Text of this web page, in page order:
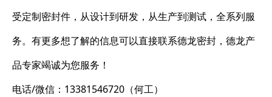
受定制密封件，从设计到研发，从生产到测试，全系列服
务。有更多想了解的信息可以直接联系德龙密封，德龙产
品专家竭诚为您服务！
电话/微信：13381546720（何工）